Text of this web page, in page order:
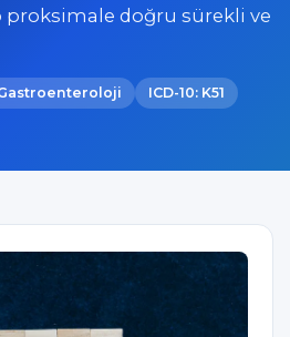
proksimale doğru sürekli ve
ICD-10: K51